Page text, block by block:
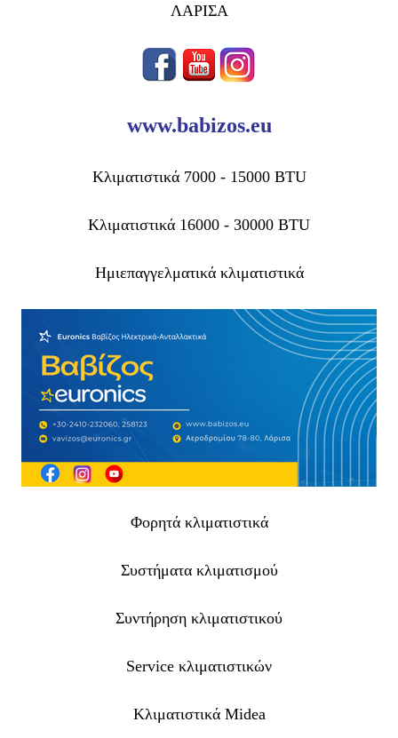
ΛΑΡΙΣΑ
www.babizos.eu
Κλιματιστικά 7000 - 15000 BTU
Κλιματιστικά 16000 - 30000 BTU
Ημιεπαγγελματικά κλιματιστικά
Φορητά κλιματιστικά
Συστήματα κλιματισμού
Συντήρηση κλιματιστικού
Service κλιματιστικών
Κλιματιστικά Midea